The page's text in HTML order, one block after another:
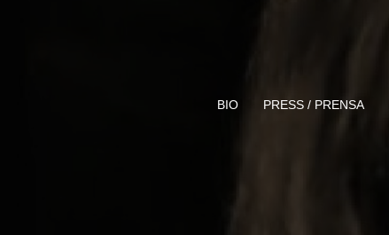
BIO PRESS / PRENSA